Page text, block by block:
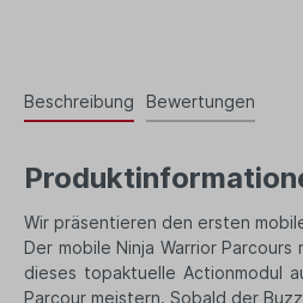
Beschreibung Bewertungen
Wir präsentieren den ersten
Der mobile Ninja Warrior
dieses topaktuelle Actionmodul
Parcour meistern. Sobald der